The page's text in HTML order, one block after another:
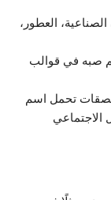
الصناعية، العطور،
ثم صبه في قوالب
تحمل اسم
الاجتماعي